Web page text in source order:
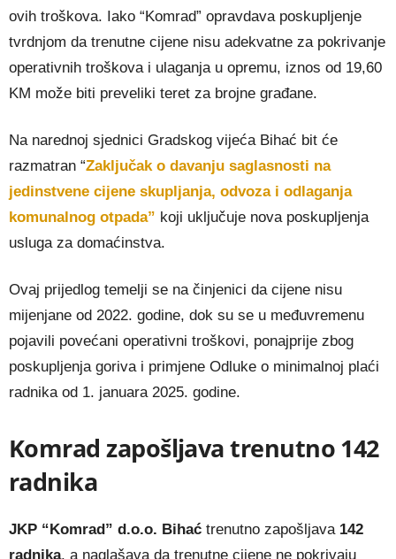
ovih troškova. Iako “Komrad” opravdava poskupljenje
tvrdnjom da trenutne cijene nisu adekvatne za pokrivanje
operativnih troškova i ulaganja u opremu, iznos od 19,60
KM može biti preveliki teret za brojne građane.
Na narednoj sjednici Gradskog vijeća Bihać bit će
razmatran “Zaključak o davanju saglasnosti na
jedinstvene cijene skupljanja, odvoza i odlaganja
komunalnog otpada” koji uključuje nova poskupljenja
usluga za domaćinstva.
Ovaj prijedlog temelji se na činjenici da cijene nisu
mijenjane od 2022. godine, dok su se u međuvremenu
pojavili povećani operativni troškovi, ponajprije zbog
poskupljenja goriva i primjene Odluke o minimalnoj plaći
radnika od 1. januara 2025. godine.
Komrad zapošljava trenutno 142
radnika
JKP “Komrad” d.o.o. Bihać trenutno zapošljava 142
radnika, a naglašava da trenutne cijene ne pokrivaju